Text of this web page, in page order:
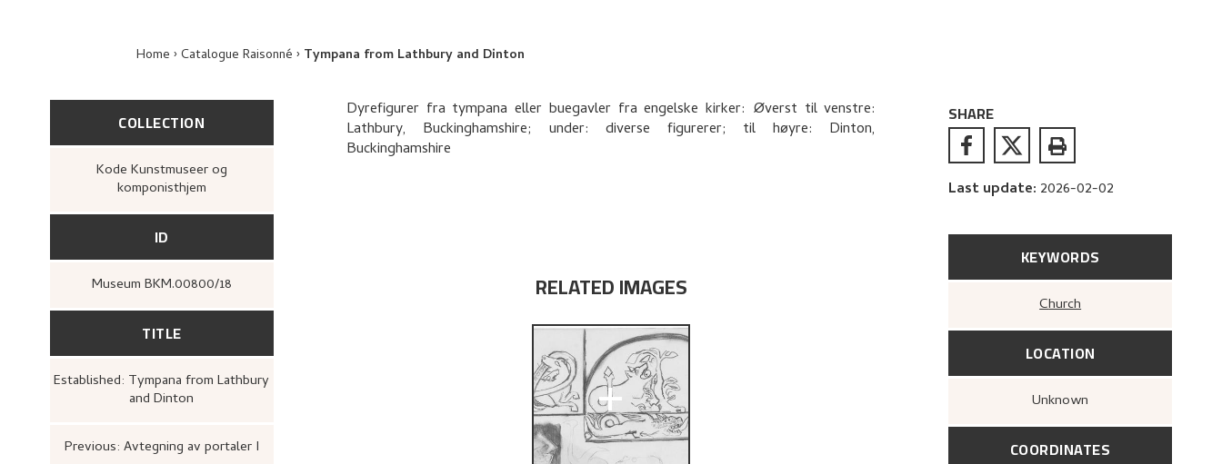
Home Catalogue Raisonné Tympana from Lathbury and Dinton
COLLECTION
Kode Kunstmuseer og
komponisthjem
ID
Museum BKM.00800/18
TITLE
Established: Tympana from Lathbury
and Dinton
Previous: Avtegning av portaler I
Dyrefigurer fra tympana eller buegavler fra engelske kirker: Øverst til venstre:
Lathbury, Buckinghamshire; under: diverse figurerer; til høyre: Dinton,
Buckinghamshire
RELATED IMAGES
+
SHARE
Last update: 2026-02-02
KEYWORDS
Church
LOCATION
Unknown
COORDINATES